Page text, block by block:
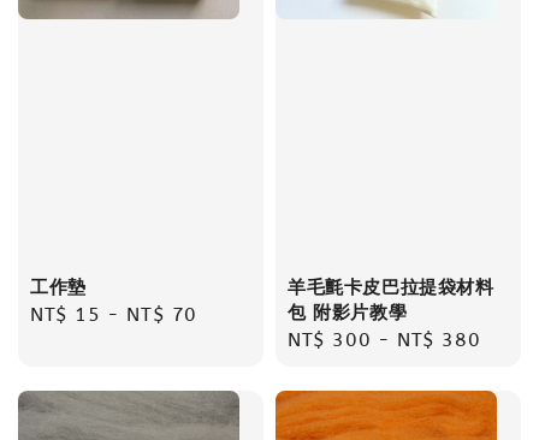
工作墊
Regular
NT$ 15 - NT$ 70
羊毛氈卡皮巴拉提袋材料
包 附影片教學
Regular
NT$ 300 - NT$ 380